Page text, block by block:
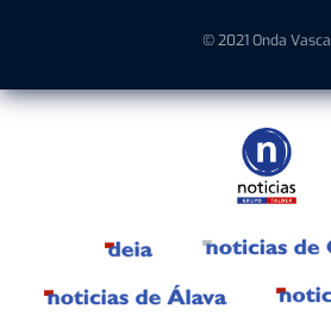
© 2021 Onda Vasca